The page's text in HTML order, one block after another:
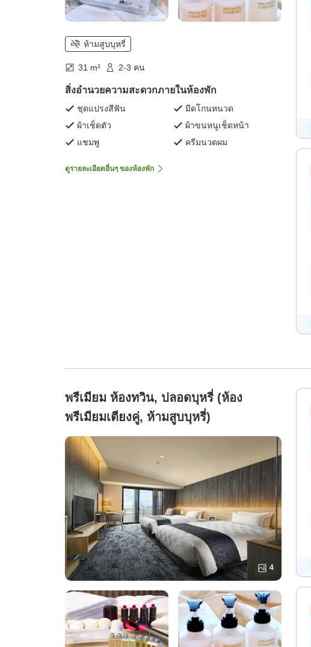
ห้ามสูบบุหรี่
31 m² 2-3 คน
สิ่งอำนวยความสะดวกภายในห้องพัก
ชุดแปรงสีฟัน
มีดโกนหนวด
ผ้าเช็ดตัว
ผ้าขนหนูเช็ดหน้า
แชมพู
ครีมนวดผม
ดูรายละเอียดอื่นๆ ของห้องพัก
พรีเมียม ห้องทวิน, ปลอดบุหรี่ (ห้อง
พรีเมียมเตียงคู่, ห้ามสูบบุหรี่)
4